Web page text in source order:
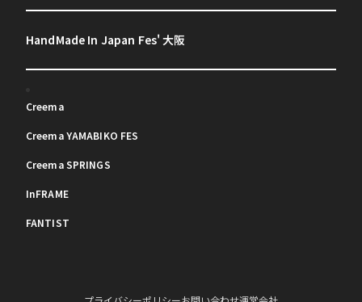
HandMade In Japan Fes' 大阪
Creema
Creema YAMABIKO FES
Creema SPRINGS
InFRAME
FANTIST